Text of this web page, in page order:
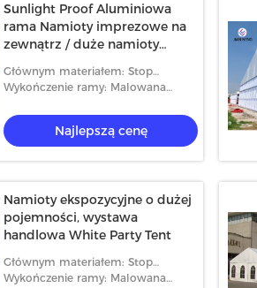
Wodoodporny namiot z
baldachimem Odporny na UV dla
200 osób gromadzących się na
wydarzenieNajlepszą cenę
Sunlight Proof Aluminiowa
rama Namioty imprezowe na
zewnątrz / duże namioty
Głównym materiałem: Stop
aluminium
Wykończenie ramy: Malowana
Najlepszą cenę
Namioty ekspozycyjne o dużej
pojemności, wystawa
handlowa White Party Tent
Głównym materiałem: Stop
aluminium
Wykończenie ramy: Malowana